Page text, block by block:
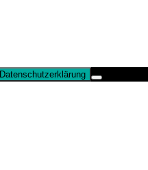
Datenschutzerklärung